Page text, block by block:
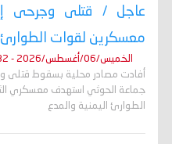
عاجل / قتلى وجرحى
معسكرين لقوات الطوارئ
الخميس/06/أغسطس/2026 - 02:32 م
أفادت مصادر محلية بسقوط قتلى
الطوارئ اليمنية والمدع